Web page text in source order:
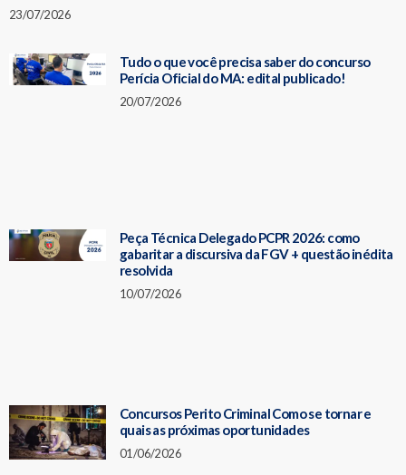
23/07/2026
Tudo o que você precisa saber do concurso
Perícia Oficial do MA: edital publicado!
20/07/2026
Peça Técnica Delegado PCPR 2026: como
gabaritar a discursiva da FGV + questão inédita
resolvida
10/07/2026
Concursos Perito Criminal Como se tornar e
quais as próximas oportunidades
01/06/2026